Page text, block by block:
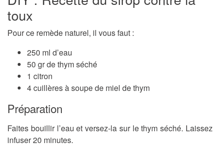
toux
Pour ce remède naturel, il vous faut :
250 ml d’eau
50 gr de thym séché
1 citron
4 cuillères à soupe de miel de thym
Préparation
Faites bouillir l’eau et versez-la sur le thym séché. Laissez
infuser 20 minutes.